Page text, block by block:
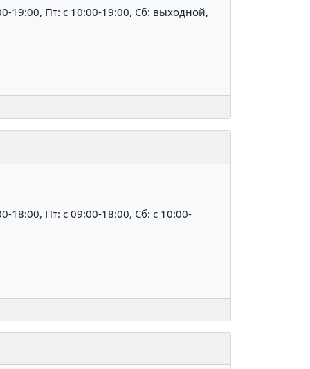
19:00, Пт: c 10:00-19:00, Сб: выходной,
18:00, Пт: c 09:00-18:00, Сб: c 10:00-